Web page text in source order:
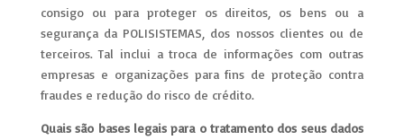
consigo ou para proteger os direitos, os bens ou a
segurança da POLISISTEMAS, dos nossos clientes ou de
terceiros. Tal inclui a troca de informações com outras
empresas e organizações para fins de proteção contra
fraudes e redução do risco de crédito.
Quais são bases legais para o tratamento dos seus dados